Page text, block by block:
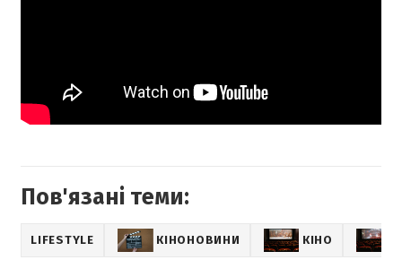
Пов'язані теми:
LIFESTYLE КІНОНОВИНИ КІНО